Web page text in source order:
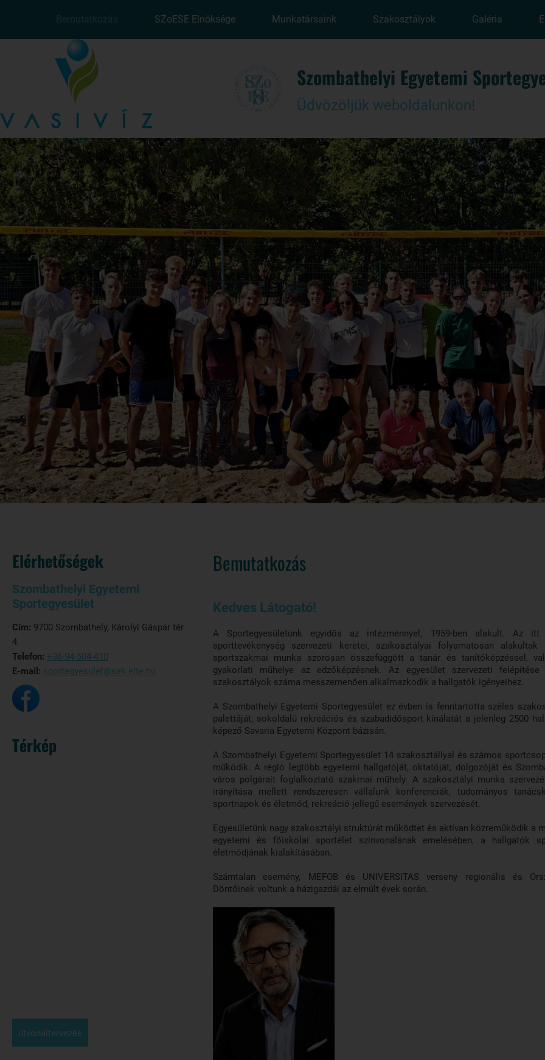
SZoESE Elnöksége Munkatársaink Szakosztályok Galéria
Szombathelyi Egyetemi
Üdvözöljük weboldalunkon!
Elérhetőségek
Szombathelyi Egyetemi
Sportegyesület
Cím: 9700 Szombathely, Károlyi Gáspár tér
4.
Telefon: +36-94-504-410
E-mail: sportegyesulet@sek.elte.hu
Térkép
útvonaltervezés
Bemutatkozás
Kedves Látogató!
A Sportegyesületünk egyidős az intézménnyel, 1959-ben alakult. Az itt
sporttevékenység szervezeti keretei, szakosztályai folyamatosan
sportszakmai munka szorosan összefüggött a tanár és tanítóképzéssel,
gyakorlati műhelye az edzőképzésnek. Az egyesület szervezeti
szakosztályok száma messzemenően alkalmazkodik a hallgatók igényeihez.
A Szombathelyi Egyetemi Sportegyesület ez évben is fenntartotta széles
palettáját, sokoldalú rekreációs és szabadidősport kínálatát a jelenleg 2500
képező Savaria Egyetemi Központ bázisán.
A Szombathelyi Egyetemi Sportegyesület 14 szakosztállyal és számos
működik. A régió legtöbb egyetemi hallgatóját, oktatóját, dolgozóját és
város polgárait foglalkoztató szakmai műhely. A szakosztályi munka
irányítása mellett rendszeresen vállalunk konferenciák, tudományos
sportnapok és életmód, rekreáció jellegű események szervezését.
Egyesületünk nagy szakosztályi struktúrát működtet és aktívan közreműködik a
egyetemi és főiskolai sportélet színvonalának emelésében, a hallgatók
életmódjának kialakításában.
Számtalan esemény, MEFOB és UNIVERSITAS verseny regionális és
Döntőinek voltunk a házigazdái az elmúlt évek során.